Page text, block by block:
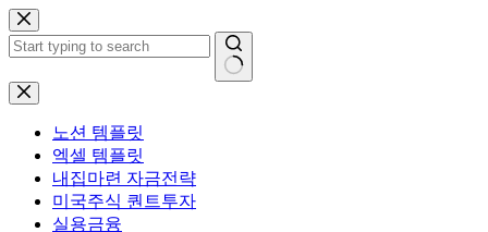
본
문
으
로
건
결
노션 템플릿
엑셀 템플릿
내집마련 자금전략
미국주식 퀀트투자
실용금융